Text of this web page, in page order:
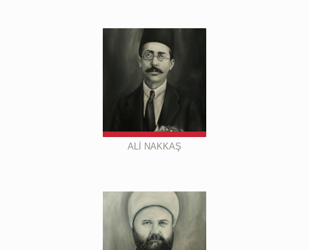
ALİ NAKKAŞ